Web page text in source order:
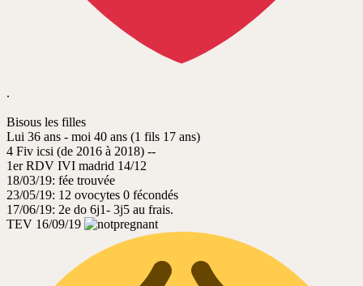
.
Bisous les filles
Lui 36 ans - moi 40 ans (1 fils 17 ans)
4 Fiv icsi (de 2016 à 2018) --
1er RDV IVI madrid 14/12
18/03/19: fée trouvée
23/05/19: 12 ovocytes 0 fécondés
17/06/19: 2e do 6j1- 3j5 au frais.
TEV 16/09/19